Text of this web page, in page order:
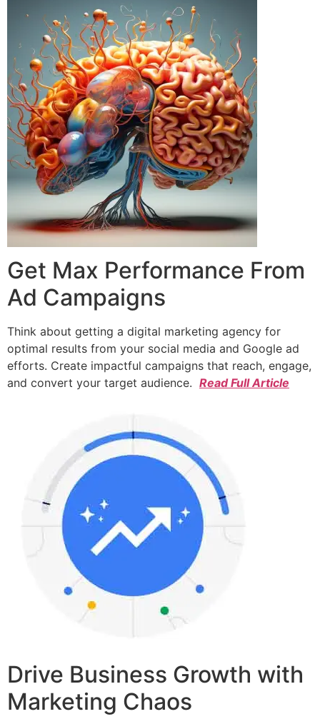
Get Max Performance From
Ad Campaigns
Think about getting a digital marketing agency for
optimal results from your social media and Google ad
efforts. Create impactful campaigns that reach, engage,
and convert your target audience. Read Full Article
Drive Business Growth with
Marketing Chaos